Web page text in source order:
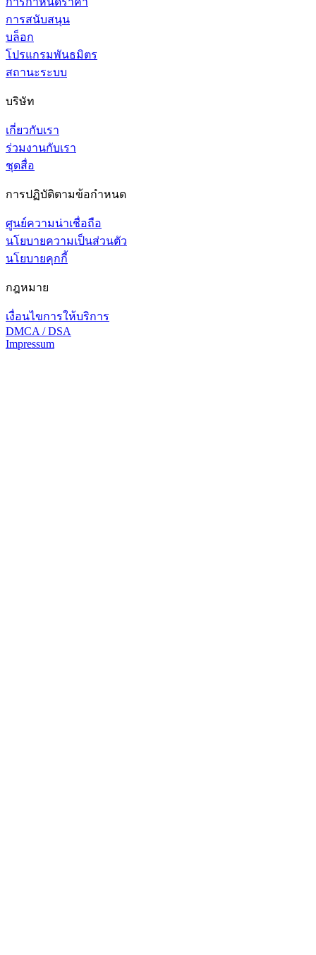
การสนับสนุน
บล็อก
โปรแกรมพันธมิตร
สถานะระบบ
บริษัท
เกี่ยวกับเรา
ร่วมงานกับเรา
ชุดสื่อ
การปฏิบัติตามข้อกำหนด
ศูนย์ความน่าเชื่อถือ
นโยบายความเป็นส่วนตัว
นโยบายคุกกี้
กฎหมาย
เงื่อนไขการให้บริการ
DMCA / DSA
Impressum